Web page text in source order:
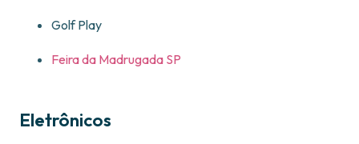
Golf Play
Feira da Madrugada SP
Eletrônicos